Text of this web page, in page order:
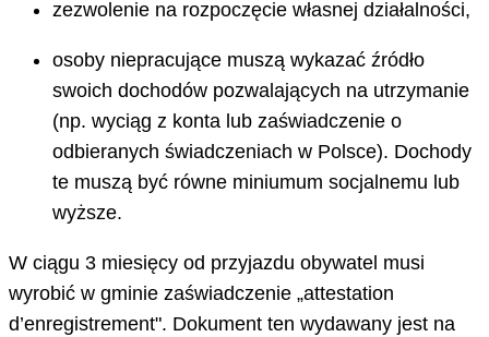
zezwolenie na rozpoczęcie własnej działalności,
osoby niepracujące muszą wykazać źródło
swoich dochodów pozwalających na utrzymanie
(np. wyciąg z konta lub zaświadczenie o
odbieranych świadczeniach w Polsce). Dochody
te muszą być równe miniumum socjalnemu lub
wyższe.
W ciągu 3 miesięcy od przyjazdu obywatel musi
wyrobić w gminie zaświadczenie „attestation
d’enregistrement". Dokument ten wydawany jest na